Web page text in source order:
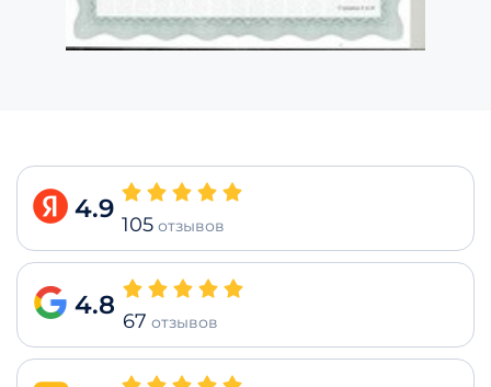
4.9
105 отзывов
4.8
67 отзывов